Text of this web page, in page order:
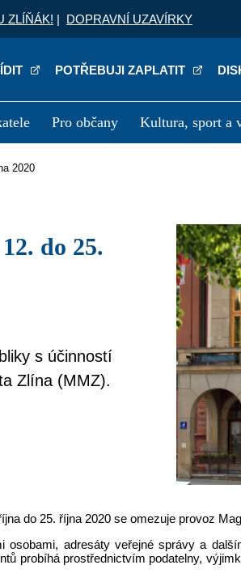
ZLÍŇÁK! | DOPRAVNÍ UZAVÍRKY
POTŘEBUJI ZAPLATIT
Pro občany Kultura, sport a
Kariéra
2020
s účinností
Zlína (MMZ).
do 25. října 2020 se omezuje provoz
adresáty veřejné správy a
probíhá prostřednictvím podatelny,